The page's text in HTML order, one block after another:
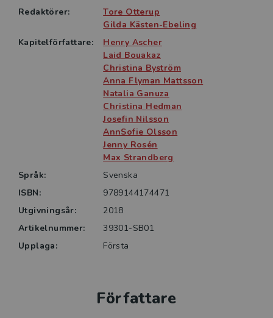
lärarutbildare, verksamma lärare och skolledare samt
till politiker och beslutsfattare, men även till andra
som i sitt arbete kommer i kontakt med flerspråkiga
och mångkulturella barn och ungdomar, liksom förstås
till en intresserad allmänhet.
Redaktörer:
Tore Otterup
Gilda Kästen-Ebeling
Kapitelförfattare:
Henry Ascher
Laid Bouakaz
Christina Byström
Anna Flyman Mattsson
Natalia Ganuza
Christina Hedman
Josefin Nilsson
AnnSofie Olsson
Jenny Rosén
Max Strandberg
Språk:
Svenska
ISBN:
9789144174471
Utgivningsår:
2018
Artikelnummer:
39301-SB01
Upplaga:
Första
Författare